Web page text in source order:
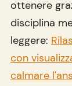
ottenere
disciplina
leggere:
con
calmare